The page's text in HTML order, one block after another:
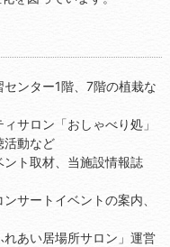
ンター1階、7階の植栽な
サロン「おしゃべり処」
活動など
ト取材、当施設情報誌
サートイベントの案内、
あい居場所サロン」運営